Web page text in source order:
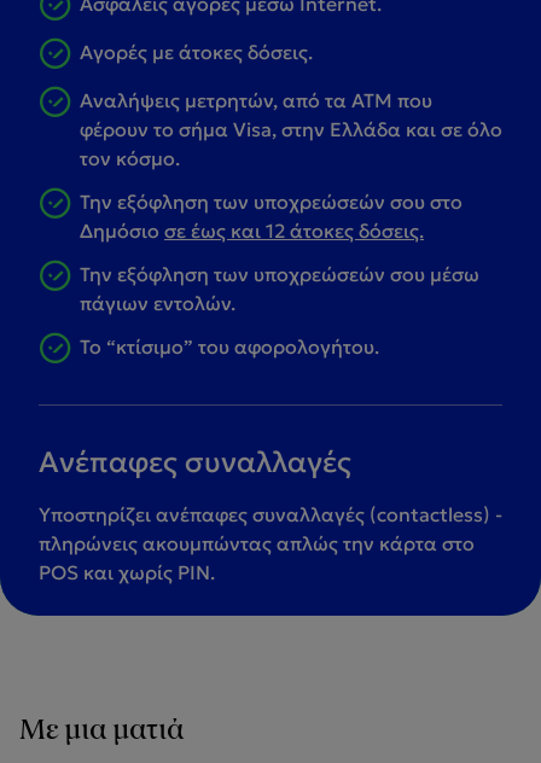
Αγορές με άτοκες δόσεις.
Αναλήψεις μετρητών, από τα ΑΤΜ που
φέρουν το σήμα Visa, στην Ελλάδα και σε όλο
τον κόσμο.
Την εξόφληση των υποχρεώσεών σου στο
Δημόσιο σε έως και 12 άτοκες δόσεις.
Την εξόφληση των υποχρεώσεών σου μέσω
πάγιων εντολών.
Το “κτίσιμο” του αφορολογήτου.
Ανέπαφες συναλλαγές
Υποστηρίζει ανέπαφες συναλλαγές (contactless) -
πληρώνεις ακουμπώντας απλώς την κάρτα στο
POS και χωρίς PIN.
Με μια ματιά